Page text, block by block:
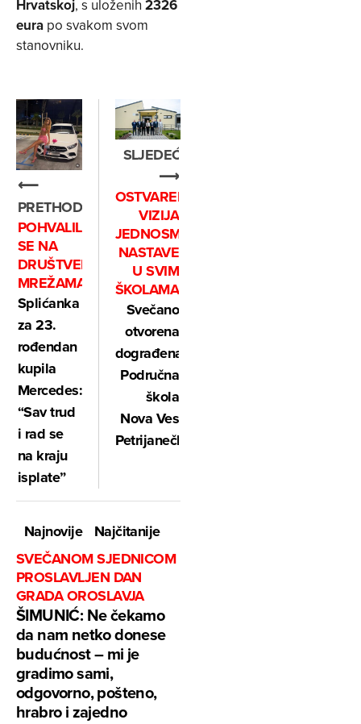
Hrvatskoj, s uloženih 2326
eura po svakom svom
stanovniku.
⟵
PRETHODNO
POHVALILA
SE NA
DRUŠTVENIM
MREŽAMA
Splićanka
za 23.
rođendan
kupila
Mercedes:
“Sav trud
i rad se
na kraju
isplate”
SLJEDEĆE
⟶
OSTVARENA
VIZIJA
JEDNOSMJENSKE
NASTAVE
U SVIM
ŠKOLAMA
Svečano
otvorena
dograđena
Područna
škola
Nova Ves
Petrijanečka
Najnovije
Najčitanije
SVEČANOM SJEDNICOM
PROSLAVLJEN DAN
GRADA OROSLAVJA
ŠIMUNIĆ: Ne čekamo
da nam netko donese
budućnost – mi je
gradimo sami,
odgovorno, pošteno,
hrabro i zajedno